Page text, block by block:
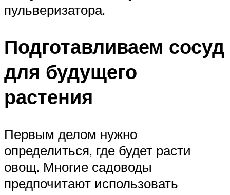
пульверизатора.
Подготавливаем сосуд
для будущего
растения
Первым делом нужно
определиться, где будет расти
овощ. Многие садоводы
предпочитают использовать